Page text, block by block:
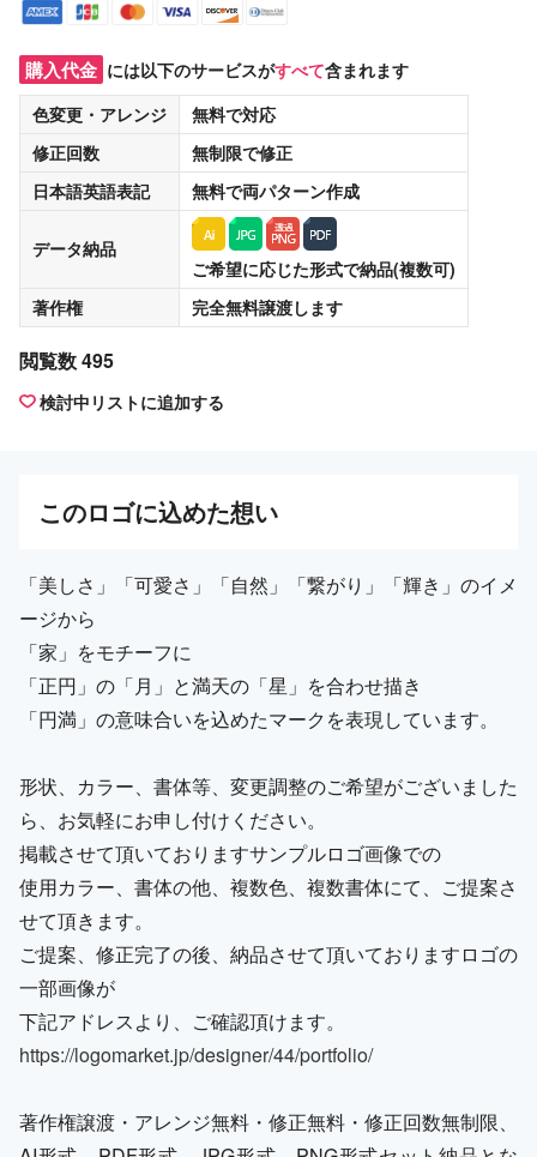
購入代金 には以下のサービスがすべて含まれます
色変更・アレンジ
無料で対応
修正回数
無制限で修正
日本語英語表記
無料で両パターン作成
データ納品
ご希望に応じた形式で納品(複数可)
著作権
完全無料譲渡します
閲覧数 495
検討中リストに追加する
このロゴに込めた想い
「美しさ」「可愛さ」「自然」「繋がり」「輝き」のイメ
ージから
「家」をモチーフに
「正円」の「月」と満天の「星」を合わせ描き
「円満」の意味合いを込めたマークを表現しています。
形状、カラー、書体等、変更調整のご希望がございました
ら、お気軽にお申し付けください。
掲載させて頂いておりますサンプルロゴ画像での
使用カラー、書体の他、複数色、複数書体にて、ご提案さ
せて頂きます。
ご提案、修正完了の後、納品させて頂いておりますロゴの
一部画像が
下記アドレスより、ご確認頂けます。
https://logomarket.jp/designer/44/portfolio/
著作権譲渡・アレンジ無料・修正無料・修正回数無制限、